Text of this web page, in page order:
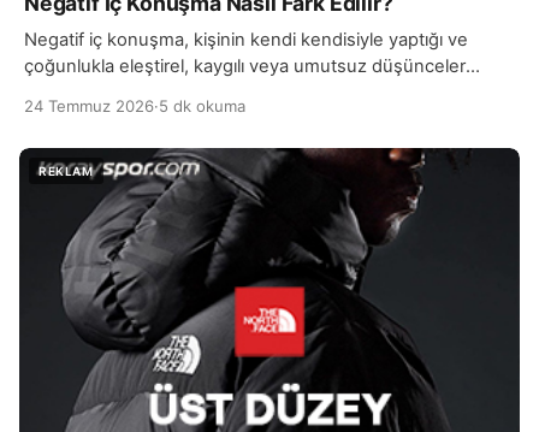
Negatif iç konuşma, kişinin kendi kendisiyle yaptığı ve
çoğunlukla eleştirel, kaygılı veya umutsuz düşünceler
kendini…
24 Temmuz 2026·5 dk okuma